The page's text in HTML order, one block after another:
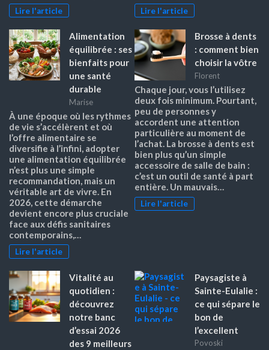
Lire l'article Lire l'article
Alimentation
équilibrée : ses
bienfaits pour
une santé
durable
Marise
À une époque où les rythmes
de vie s’accélèrent et où
l’offre alimentaire se
diversifie à l’infini, adopter
une alimentation équilibrée
n’est plus une simple
recommandation, mais un
véritable art de vivre. En
2026, cette démarche
devient encore plus cruciale
face aux défis sanitaires
contemporains,…
Lire l'article
Brosse à dents
: comment bien
choisir la vôtre
Florent
Chaque jour, vous l’utilisez
deux fois minimum. Pourtant,
peu de personnes y
accordent une attention
particulière au moment de
l’achat. La brosse à dents est
bien plus qu’un simple
accessoire de salle de bain :
c’est un outil de santé à part
entière. Un mauvais…
Lire l'article
Vitalité au
quotidien :
découvrez
notre banc
d’essai 2026
des 9 meilleurs
Paysagiste à
Sainte-Eulalie :
ce qui sépare le
bon de
l’excellent
Povoski